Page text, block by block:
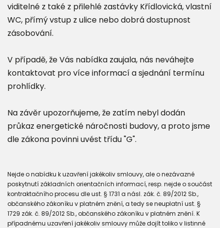
viditelné z také z přilehlé zastávky Křídlovická, vlastní
WC, přímý vstup z ulice nebo dobrá dostupnost
zásobování.
V případě, že Vás nabídka zaujala, nás neváhejte
kontaktovat pro více informací a sjednání termínu
prohlídky.
Na závěr upozorňujeme, že zatím nebyl dodán
průkaz energetické náročnosti budovy, a proto jsme
dle zákona povinni uvést třídu "G".
Nejde o nabídku k uzavření jakékoliv smlouvy, ale o nezávazné
poskytnutí základních orientačních informací, resp. nejde o součást
kontraktačního procesu dle ust. § 1731 a násl. zák. č. 89/2012 Sb.,
občanského zákoníku v platném znění, a tedy se neuplatní ust. §
1729 zák. č. 89/2012 Sb., občanského zákoníku v platném znění. K
případnému uzavření jakékoliv smlouvy může dojít toliko v listinné